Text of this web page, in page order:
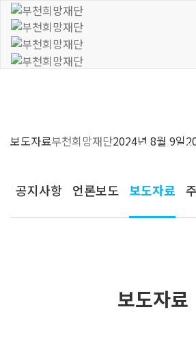
보도자료부천희망재단2024년 8월 9일
커뮤니티
공지사항 언론보도 보도자료
보도자료